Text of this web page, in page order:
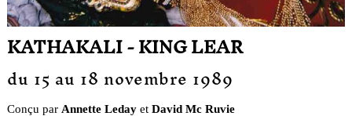
KATHAKALI - KING LEAR
du 15 au 18 novembre 1989
Conçu par Annette Ledayet David Mc Ruvie